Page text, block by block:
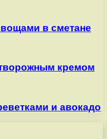
в сметане
кремом
и авокадо